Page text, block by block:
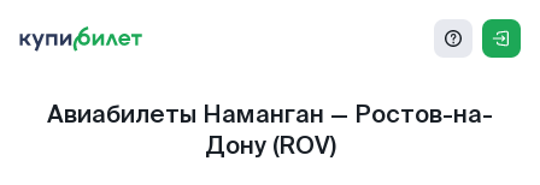
Авиабилеты Наманган — Ростов-на-
Дону (ROV)